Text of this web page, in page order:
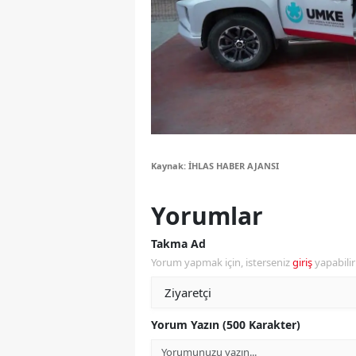
Kaynak: İHLAS HABER AJANSI
Yorumlar
Takma Ad
Yorum yapmak için, istersenizgiriş
Yorum Yazın (500 Karakter)